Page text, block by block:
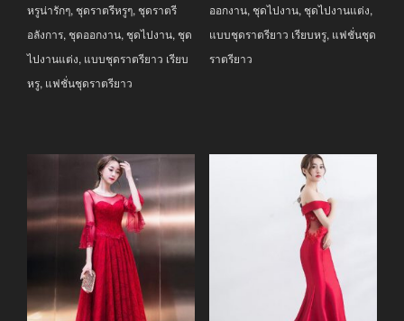
หรูน่ารักๆ, ชุดราตรีหรูๆ, ชุดราตรี
อลังการ, ชุดออกงาน, ชุดไปงาน, ชุด
ไปงานแต่ง, แบบชุดราตรียาว เรียบ
หรู, แฟชั่นชุดราตรียาว
ออกงาน, ชุดไปงาน, ชุดไปงานแต่ง,
แบบชุดราตรียาว เรียบหรู, แฟชั่นชุด
ราตรียาว